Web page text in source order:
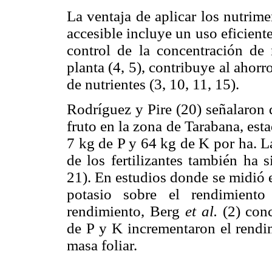
La ventaja de aplicar los
accesible incluye un uso
control de la concentración
planta (4, 5), contribuye al
de nutrientes (3, 10, 11, 15).
Rodríguez y Pire (20)
fruto en la zona de Tarabana,
7 kg de P y 64 kg de K por ha.
de los fertilizantes también ha
21). En estudios donde se
potasio sobre el
rendimiento, Berg et al. (2)
de P y K incrementaron el
masa foliar.